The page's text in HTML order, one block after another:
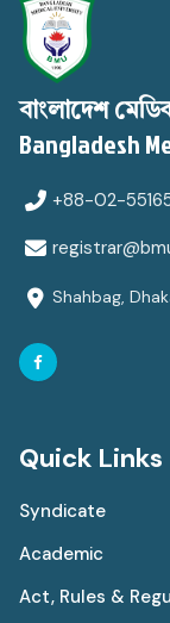
বাংলাদেশ
Bangladesh
+88-02-
Shahbag,
Quick Links
Syndicate
Academic
Act, Rules &